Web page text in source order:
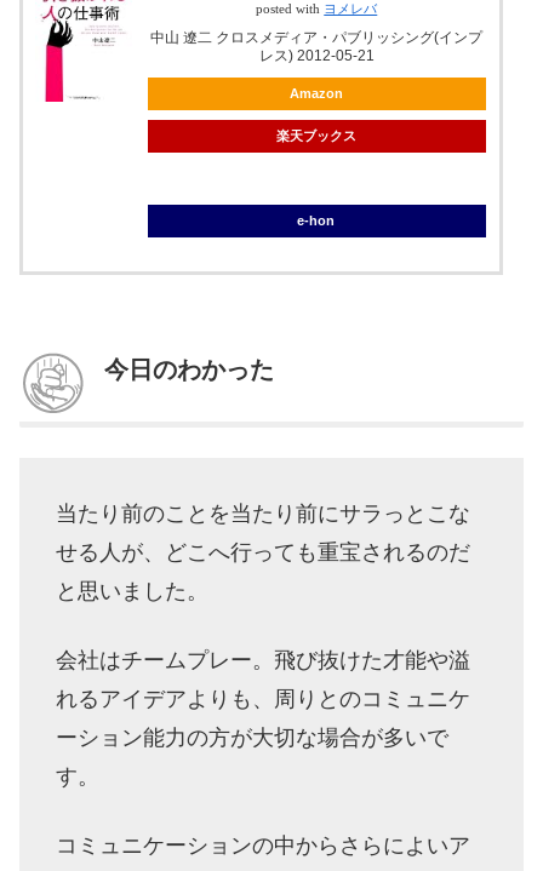
posted with ヨメレバ
中山 遼二 クロスメディア・パブリッシング(インプ
レス) 2012-05-21
Amazon
楽天ブックス
e-hon
今日のわかった
当たり前のことを当たり前にサラっとこな
せる人が、どこへ行っても重宝されるのだ
と思いました。
会社はチームプレー。飛び抜けた才能や溢
れるアイデアよりも、周りとのコミュニケ
ーション能力の方が大切な場合が多いで
す。
コミュニケーションの中からさらによいア